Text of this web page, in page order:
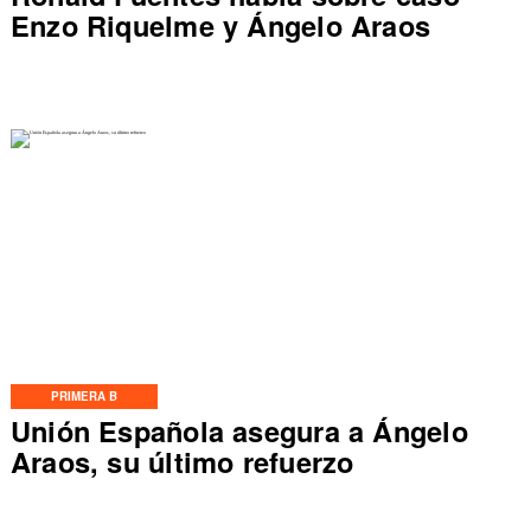
Enzo Riquelme y Ángelo Araos
PRIMERA B
Unión Española asegura a Ángelo
Araos, su último refuerzo